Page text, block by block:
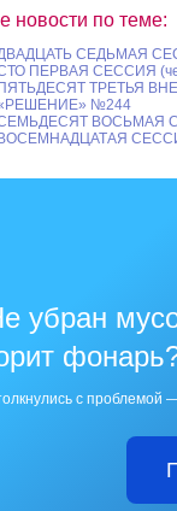
новости по теме:
СЕДЬМАЯ
ПЕРВАЯ СЕССИЯ
ПЯТЬДЕСЯТ ТРЕТЬЯ
№244
ВОСЬМАЯ
ВОСЕМНАДЦАТАЯ
убран
с проблемой